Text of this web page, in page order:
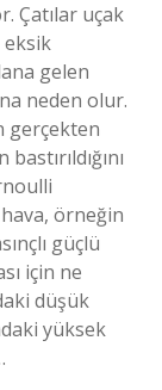
Çatılar uçak
eksik
gelen
neden olur.
gerçekten
örneğin
güçlü
için ne
düşük
yüksek